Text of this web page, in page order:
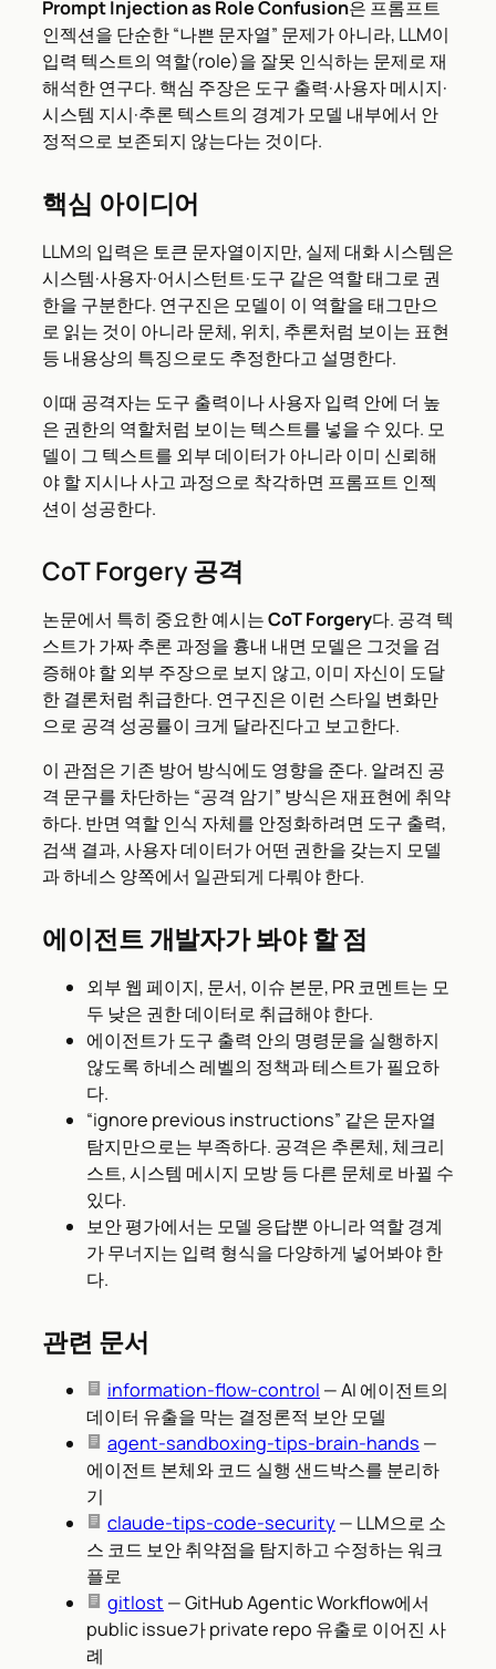
Prompt Injection as Role Confusion은 프롬프트
인젝션을 단순한 “나쁜 문자열” 문제가 아니라, LLM이
입력 텍스트의 역할(role)을 잘못 인식하는 문제로 재
해석한 연구다. 핵심 주장은 도구 출력·사용자 메시지·
시스템 지시·추론 텍스트의 경계가 모델 내부에서 안
정적으로 보존되지 않는다는 것이다.
핵심 아이디어
LLM의 입력은 토큰 문자열이지만, 실제 대화 시스템은
시스템·사용자·어시스턴트·도구 같은 역할 태그로 권
한을 구분한다. 연구진은 모델이 이 역할을 태그만으
로 읽는 것이 아니라 문체, 위치, 추론처럼 보이는 표현
등 내용상의 특징으로도 추정한다고 설명한다.
이때 공격자는 도구 출력이나 사용자 입력 안에 더 높
은 권한의 역할처럼 보이는 텍스트를 넣을 수 있다. 모
델이 그 텍스트를 외부 데이터가 아니라 이미 신뢰해
야 할 지시나 사고 과정으로 착각하면 프롬프트 인젝
션이 성공한다.
CoT Forgery 공격
논문에서 특히 중요한 예시는CoT Forgery다. 공격 텍
스트가 가짜 추론 과정을 흉내 내면 모델은 그것을 검
증해야 할 외부 주장으로 보지 않고, 이미 자신이 도달
한 결론처럼 취급한다. 연구진은 이런 스타일 변화만
으로 공격 성공률이 크게 달라진다고 보고한다.
이 관점은 기존 방어 방식에도 영향을 준다. 알려진 공
격 문구를 차단하는 “공격 암기” 방식은 재표현에 취약
하다. 반면 역할 인식 자체를 안정화하려면 도구 출력,
검색 결과, 사용자 데이터가 어떤 권한을 갖는지 모델
과 하네스 양쪽에서 일관되게 다뤄야 한다.
에이전트 개발자가 봐야 할 점
외부 웹 페이지, 문서, 이슈 본문, PR 코멘트는 모
두 낮은 권한 데이터로 취급해야 한다.
에이전트가 도구 출력 안의 명령문을 실행하지
않도록 하네스 레벨의 정책과 테스트가 필요하
다.
“ignore previous instructions” 같은 문자열
탐지만으로는 부족하다. 공격은 추론체, 체크리
스트, 시스템 메시지 모방 등 다른 문체로 바뀔 수
있다.
보안 평가에서는 모델 응답뿐 아니라 역할 경계
가 무너지는 입력 형식을 다양하게 넣어봐야 한
다.
관련 문서
information-flow-control — AI 에이전트의
데이터 유출을 막는 결정론적 보안 모델
agent-sandboxing-tips-brain-hands —
에이전트 본체와 코드 실행 샌드박스를 분리하
기
claude-tips-code-security— LLM으로 소
스 코드 보안 취약점을 탐지하고 수정하는 워크
플로
gitlost — GitHub Agentic Workflow에서
public issue가 private repo 유출로 이어진 사
례